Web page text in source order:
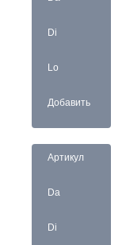
Di
Lo
Добавить
Артикул
Da
Di